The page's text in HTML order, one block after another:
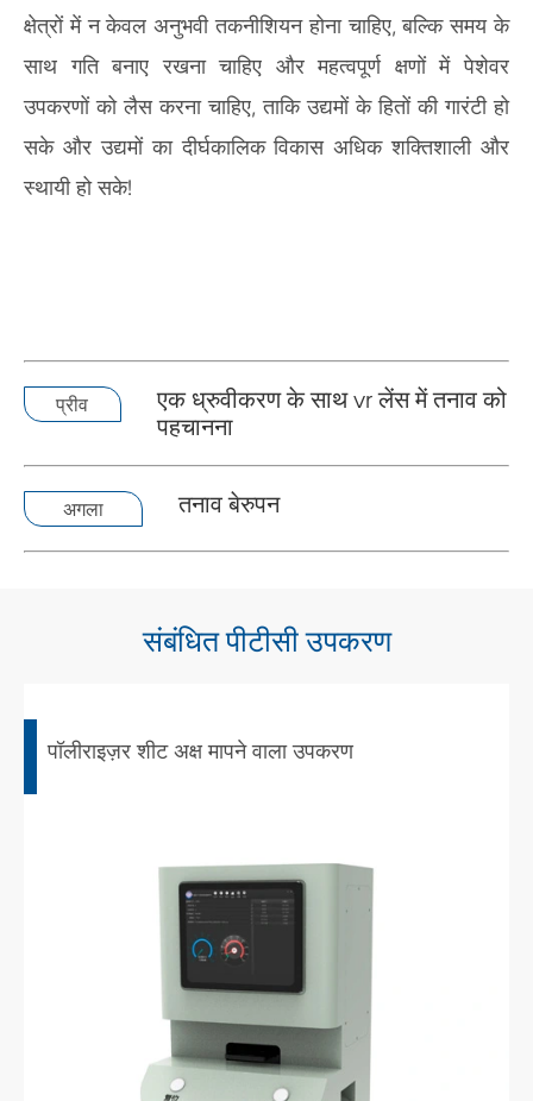
क्षेत्रों में न केवल अनुभवी तकनीशियन होना चाहिए, बल्कि समय के
साथ गति बनाए रखना चाहिए और महत्वपूर्ण क्षणों में पेशेवर
उपकरणों को लैस करना चाहिए, ताकि उद्यमों के हितों की गारंटी हो
सके और उद्यमों का दीर्घकालिक विकास अधिक शक्तिशाली और
स्थायी हो सके!
प्रीव
एक ध्रुवीकरण के साथ vr लेंस में तनाव को
पहचानना
अगला तनाव बेरुपन
संबंधित पीटीसी उपकरण
पॉलीराइज़र शीट अक्ष मापने वाला उपकरण